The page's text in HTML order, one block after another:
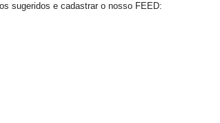
sugeridos e cadastrar o nosso FEED: